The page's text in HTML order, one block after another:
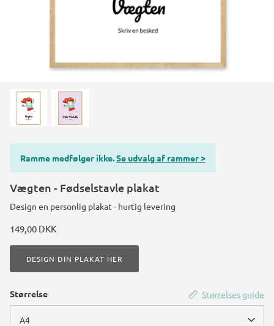
Konstruktions køretøj temafest
Ramme medfølger ikke.Se udvalg af rammer >
Vægten - Fødselstavle plakat
Design en personlig plakat - hurtig levering
149,00 DKK
DESIGN DIN PLAKAT HER
Størrelses guide
Størrelse
A4